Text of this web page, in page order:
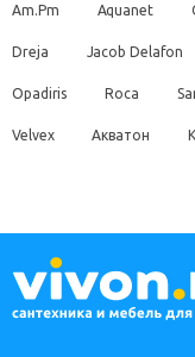
Am.Pm Aquanet
Dreja Jacob Delafon
Opadiris Roca
Velvex Акватон